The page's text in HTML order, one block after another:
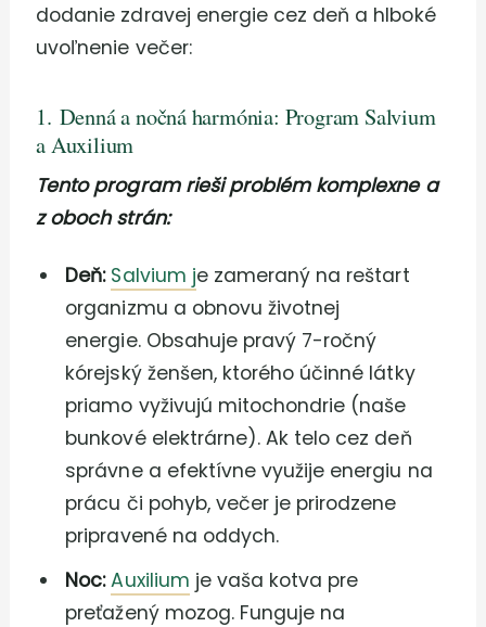
dodanie zdravej energie cez deň a hlboké
uvoľnenie večer:
1. Denná a nočná harmónia: Program Salvium
a Auxilium
Tento program rieši problém komplexne a
z oboch strán:
Deň: Salvium je zameraný na reštart
organizmu a obnovu životnej
energie. Obsahuje pravý 7-ročný
kórejský ženšen, ktorého účinné látky
priamo vyživujú mitochondrie (naše
bunkové elektrárne). Ak telo cez deň
správne a efektívne využije energiu na
prácu či pohyb, večer je prirodzene
pripravené na oddych.
Noc: Auxilium je vaša kotva pre
preťažený mozog. Funguje na